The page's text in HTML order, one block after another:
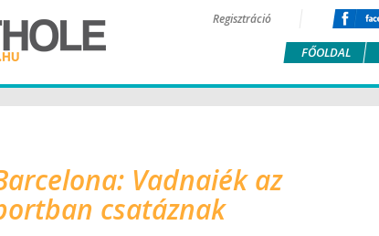
Regisztráció
FŐOLDAL
Vadnaiék az
csatáznak